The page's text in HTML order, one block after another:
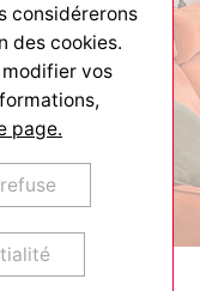
CHOISIR
?
VILLAS,
considérerons
des cookies.
vos
page.